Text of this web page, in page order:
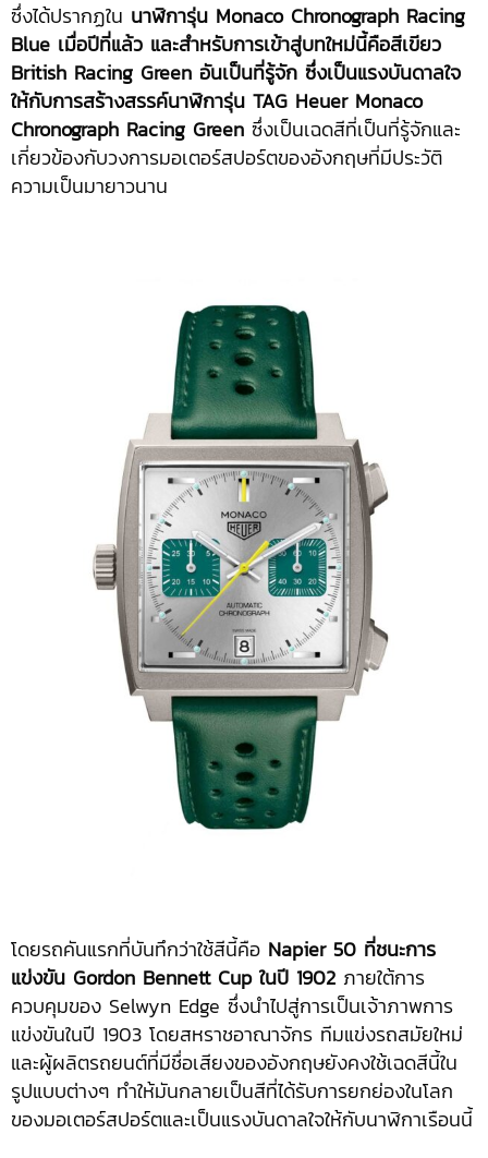
ซึ่งได้ปรากฏใน นาฬิการุ่น Monaco Chronograph Racing
Blue เมื่อปีที่แล้ว และสำหรับการเข้าสู่บทใหม่นี้คือสีเขียว
British Racing Green อันเป็นที่รู้จัก ซึ่งเป็นแรงบันดาลใจ
ให้กับการสร้างสรรค์นาฬิการุ่น TAG Heuer Monaco
Chronograph Racing Green ซึ่งเป็นเฉดสีที่เป็นที่รู้จักและ
เกี่ยวข้องกับวงการมอเตอร์สปอร์ตของอังกฤษที่มีประวัติ
ความเป็นมายาวนาน
โดยรถคันแรกที่บันทึกว่าใช้สีนี้คือ Napier 50 ที่ชนะการ
แข่งขัน Gordon Bennett Cup ในปี 1902 ภายใต้การ
ควบคุมของ Selwyn Edge ซึ่งนำไปสู่การเป็นเจ้าภาพการ
แข่งขันในปี 1903 โดยสหราชอาณาจักร ทีมแข่งรถสมัยใหม่
และผู้ผลิตรถยนต์ที่มีชื่อเสียงของอังกฤษยังคงใช้เฉดสีนี้ใน
รูปแบบต่างๆ ทำให้มันกลายเป็นสีที่ได้รับการยกย่องในโลก
ของมอเตอร์สปอร์ตและเป็นแรงบันดาลใจให้กับนาฬิกาเรือนนี้